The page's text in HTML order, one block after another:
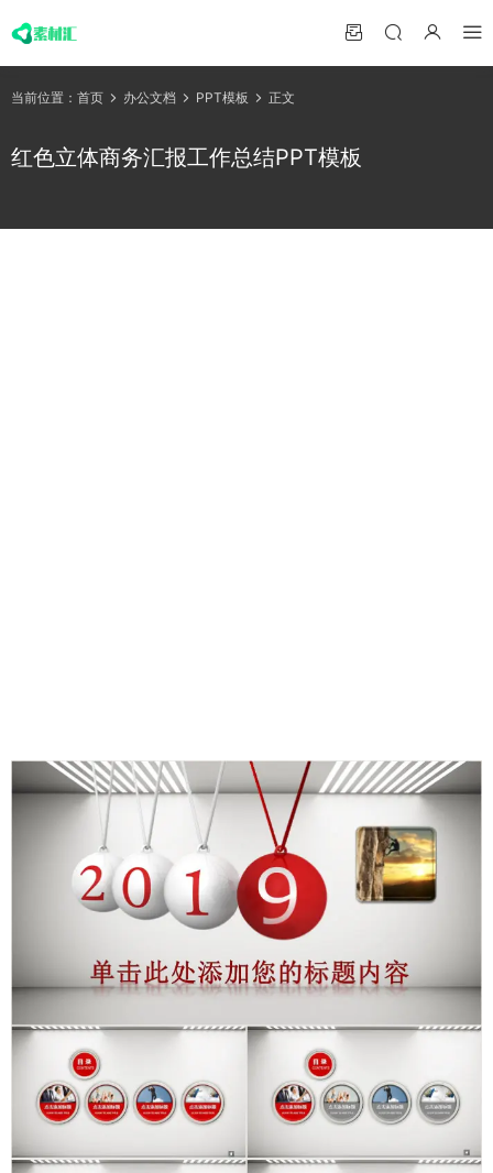
当前位置： 首页 办公文档 PPT模板 正文
红色立体商务汇报工作总结PPT模板